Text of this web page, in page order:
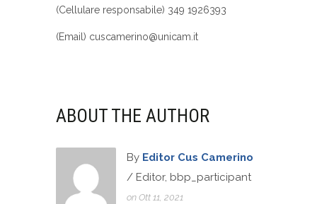
(Cellulare responsabile) 349 1926393
(Email) cuscamerino@unicam.it
ABOUT THE AUTHOR
By Editor Cus Camerino
/ Editor, bbp_participant
on Ott 11, 2021